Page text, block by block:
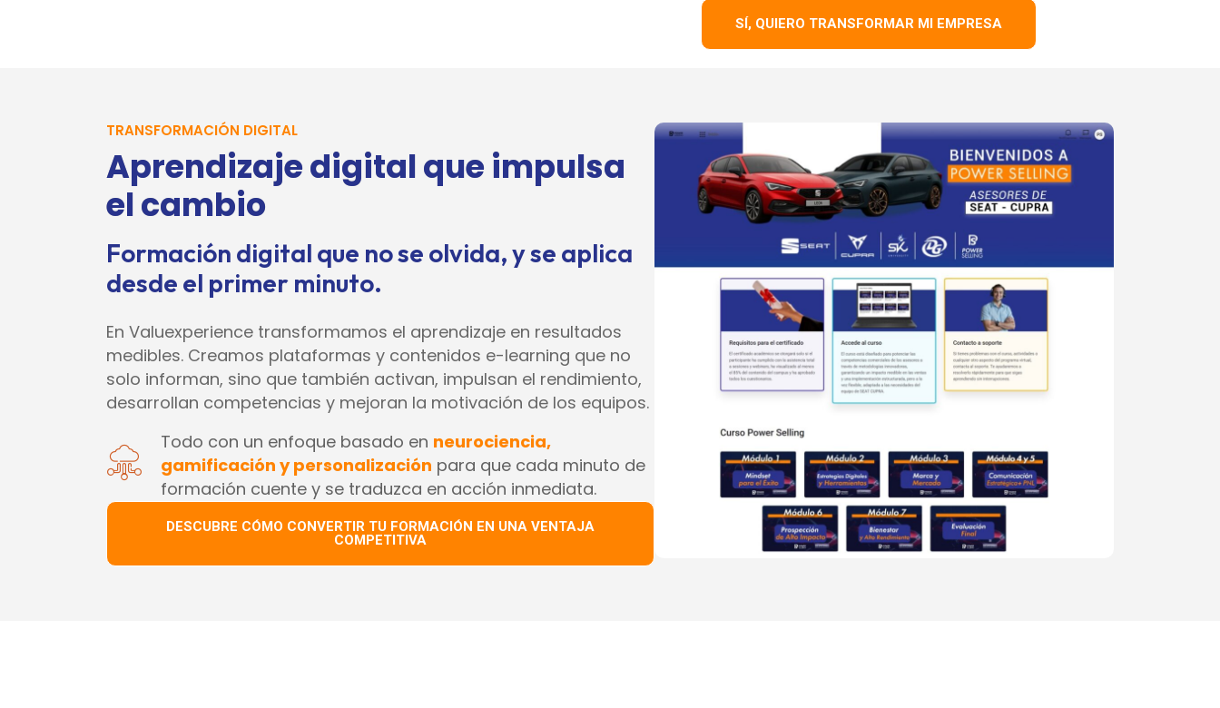
SÍ, QUIERO TRANSFORMAR MI EMPRESA
TRANSFORMACIÓN DIGITAL
Aprendizaje digital que impulsa
el cambio
Formación digital que no se olvida, y se aplica
desde el primer minuto.
En Valuexperience transformamos el aprendizaje en resultados
medibles. Creamos plataformas y contenidos e-learning que no
solo informan, sino que también activan, impulsan el rendimiento,
desarrollan competencias y mejoran la motivación de los equipos.
Todo con un enfoque basado en neurociencia,
gamificación y personalización para que cada minuto de
formación cuente y se traduzca en acción inmediata.
DESCUBRE CÓMO CONVERTIR TU FORMACIÓN EN UNA VENTAJA
COMPETITIVA